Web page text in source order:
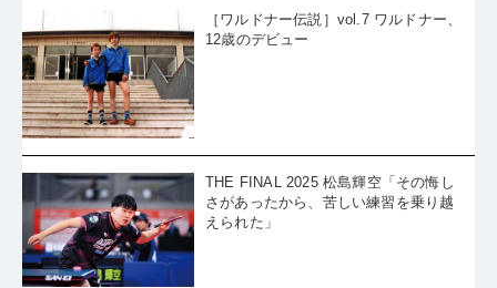
的なバックハンド、張本の攻守のバランス」
・男子シングルス準々決勝、張本智和、篠塚大登が激戦に勝利
・男子シングルス準々決勝、松島輝空、谷垣佑真が2年連続ベスト
4進出
・長﨑美柚、成長感じる一戦も準々決勝で敗退「最後の1点を取る
工夫は張本選手が上手だった」
・女子シングルス準々決勝、張本美和、横井咲桜が勝負を制す
・早田ひな、完璧なカット打ちで佐藤瞳を完封。準決勝に駒を進
める
決める
謙虚に語る谷垣佑真。戸上隼輔に2度目の勝利も「1回、2回はま
ぐれ」
・ジュニア男子ベスト8のオモテ使い・黄塚結空。モチベ低下での
休止期間を乗り越え大ブレイク
・大島祐哉、かつての後輩・川上流星との大激闘に散る。うれし
さと悔しさの交錯する敗戦
・「勝ち負けよりやることをやる」。メンタル充実の木造勇人、7
［ワルドナー伝説］vol.7 ワルドナー、
12歳のデビュー
THE FINAL 2025 松島輝空「その悔し
さがあったから、苦しい練習を乗り越
えられた」